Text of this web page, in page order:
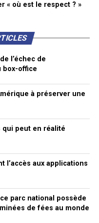
« où est le respect ? »
l’échec de
box-office
à préserver une
qui peut en réalité
l’accès aux applications
parc national possède
de fées au monde